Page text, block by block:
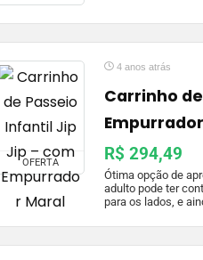
OFERTA
4 anos atrás
Carrinho
R$ 294,49
Ótima opção de
adulto pode ter
para os lados, e